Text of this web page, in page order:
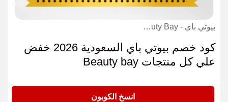
بيوتي باي - Beauty Bay كوبون
كود خصم بيوتي باي السعودية 2026 خفض
علي كل منتجات Beauty bay
انسخ الكوبون